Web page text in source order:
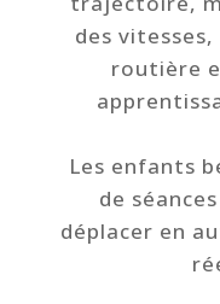
des
routière
Les enfants
de
déplacer en